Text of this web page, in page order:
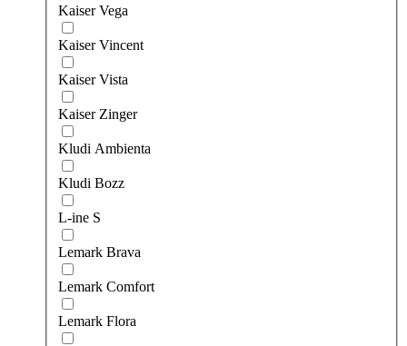
Kaiser Vega
Kaiser Vincent
Kaiser Vista
Kaiser Zinger
Kludi Ambienta
Kludi Bozz
L-ine S
Lemark Brava
Lemark Comfort
Lemark Flora